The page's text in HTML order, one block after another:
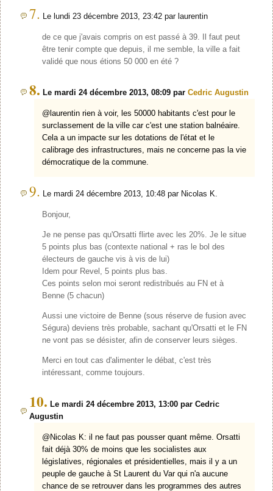
7. Le lundi 23 décembre 2013, 23:42 par laurentin
de ce que j'avais compris on est passé à 39. Il faut peut
être tenir compte que depuis, il me semble, la ville a fait
validé que nous étions 50 000 en été ?
8. Le mardi 24 décembre 2013, 08:09 par Cedric Augustin
@laurentin rien à voir, les 50000 habitants c'est pour le
surclassement de la ville car c'est une station balnéaire.
Cela a un impacte sur les dotations de l'état et le
calibrage des infrastructures, mais ne concerne pas la vie
démocratique de la commune.
9. Le mardi 24 décembre 2013, 10:48 par Nicolas K.
Bonjour,
Je ne pense pas qu'Orsatti flirte avec les 20%. Je le situe
5 points plus bas (contexte national + ras le bol des
électeurs de gauche vis à vis de lui)
Idem pour Revel, 5 points plus bas.
Ces points selon moi seront redistribués au FN et à
Benne (5 chacun)
Aussi une victoire de Benne (sous réserve de fusion avec
Ségura) deviens très probable, sachant qu'Orsatti et le FN
ne vont pas se désister, afin de conserver leurs sièges.
Merci en tout cas d'alimenter le débat, c'est très
intéressant, comme toujours.
10. Le mardi 24 décembre 2013, 13:00 par Cedric
Augustin
@Nicolas K: il ne faut pas pousser quant même. Orsatti
fait déjà 30% de moins que les socialistes aux
législatives, régionales et présidentielles, mais il y a un
peuple de gauche à St Laurent du Var qui n'a aucune
chance de se retrouver dans les programmes des autres